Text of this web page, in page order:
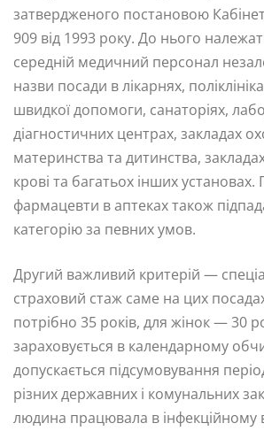
затвердженого постановою
909 від 1993 року. До нього
середній медичний персонал
назви посади в лікарнях,
швидкої допомоги, санаторіях,
діагностичних центрах, закладах
материнства та дитинства,
крові та багатьох інших установах.
фармацевти в аптеках також
категорію за певних умов.
Другий важливий критерій —
страховий стаж саме на цих
потрібно 35 років, для жінок — 30
зараховується в календарному
допускається підсумовування
різних державних і комунальних
людина працювала в інфекційному